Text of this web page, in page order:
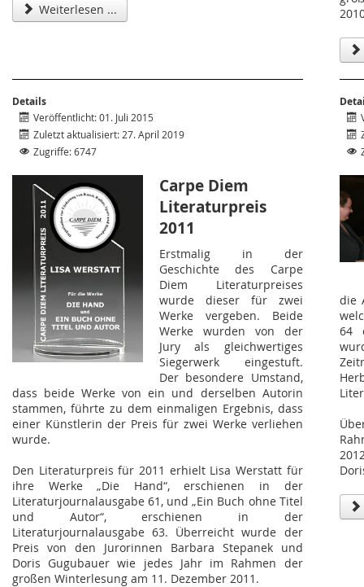
Weiterlesen ...
Details
Veröffentlicht: 01. Juli 2015
Zuletzt aktualisiert: 27. April 2019
Zugriffe: 6747
Carpe Diem
Literaturpreis
2011
Erstmalig in der
Geschichte des Carpe
Diem Literaturpreises
wurde dieser für zwei
Werke vergeben. Beide
Werke wurden von der
Jury als gleichwertiges
Siegerwerk eingestuft.
Der besondere Umstand,
dass beide Werke von ein und derselben Autorin
stammen, führte zu dem einmaligen Ergebnis, dass
einer Künstlerin der Preis für zwei Werke verliehen
wurde.
Den Literaturpreis für 2011 erhielt Lisa Werstatt für
ihre Werke „Die Hand“, erschienen in der
Literaturjournalausgabe 61, und „Ein Buch ohne Titel
und Autor“, erschienen in der
Literaturjournalausgabe 63. Überreicht wurde der
Preis von den Jurorinnen Barbara Stepanek und
Doris Gugubauer wie jedes Jahr im Rahmen der
großen Winterlesung am 11. Dezember 2011.
die
64